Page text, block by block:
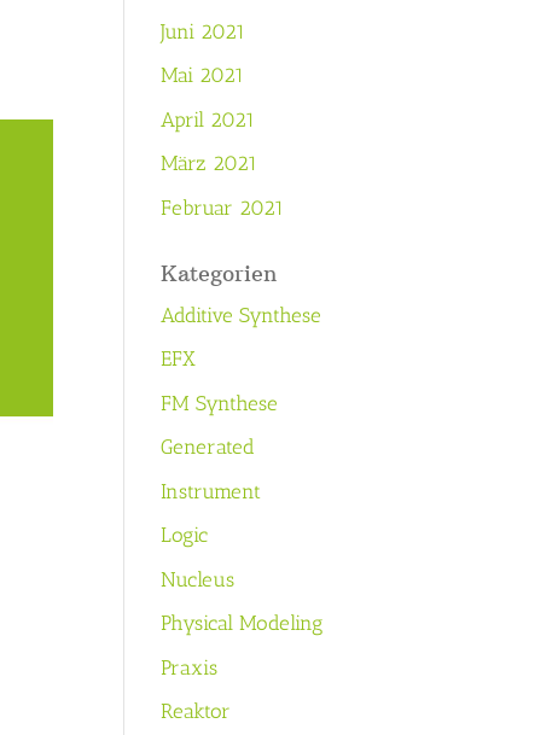
Juni 2021
Mai 2021
April 2021
März 2021
Februar 2021
Kategorien
Additive Synthese
EFX
FM Synthese
Generated
Instrument
Logic
Nucleus
Physical Modeling
Praxis
Reaktor